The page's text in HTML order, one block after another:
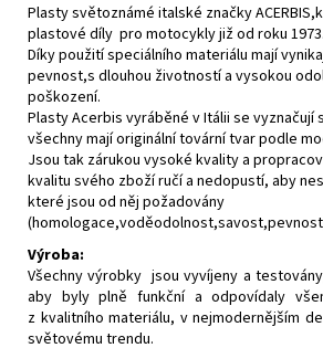
Plasty světoznámé italské značky
plastové díly pro motocykly již od roku 1973.
Díky použití speciálního materiálu mají
pevnost,s dlouhou životností a vysokou
poškození.
Plasty Acerbis vyráběné v Itálii se vyznačují
všechny mají originální tovární tvar podle
Jsou tak zárukou vysoké kvality a
kvalitu svého zboží ručí a nedopustí, aby
které jsou od něj požadovány
Výroba:
Všechny výrobky jsou vyvíjeny a
aby byly plně funkční a odpovídaly
z kvalitního materiálu, v nejmodernějším
světovému trendu.